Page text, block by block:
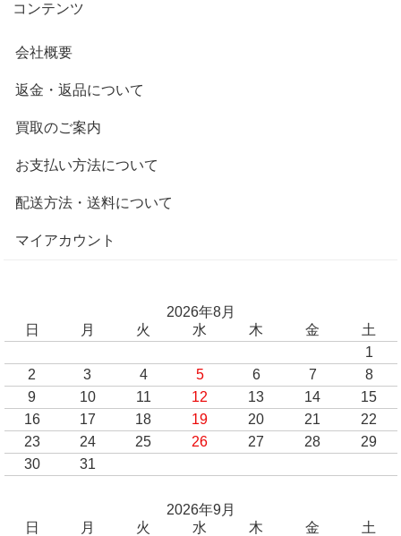
コンテンツ
会社概要
返金・返品について
買取のご案内
お支払い方法について
配送方法・送料について
マイアカウント
2026年8月
日
月 火 水 木 金
土
1
2
3 4 5 6 7
8
9
10 11 12 13 14
15
16
17 18 19 20 21
22
23
24 25 26 27 28
29
30
31
2026年9月
日
月 火 水 木 金
土